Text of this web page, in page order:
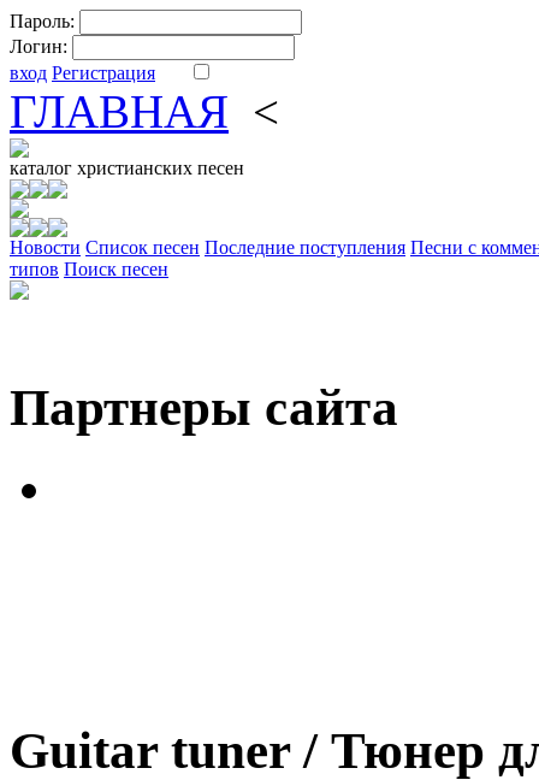
Пароль:
Логин:
вход Регистрация
ГЛАВНАЯ <
каталог христианских песен
Новости Cписок песен Последние поступления Песни с
типов Поиск песен
Партнеры сайта
Guitar tuner / Тюнер